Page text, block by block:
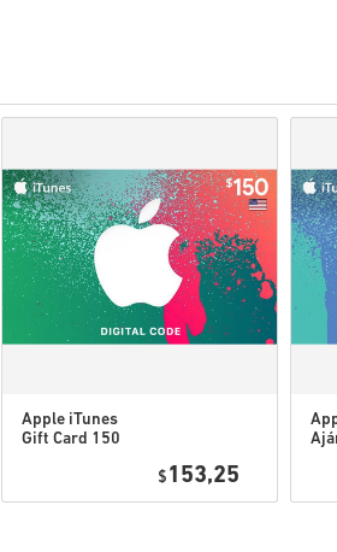
Apple iTunes
Gift Card 150
$ 153,25